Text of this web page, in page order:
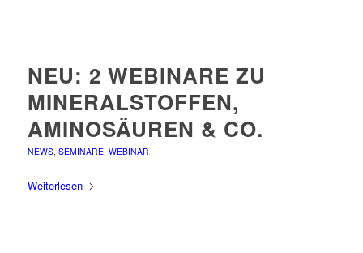
NEU: 2 WEBINARE ZU
MINERALSTOFFEN,
AMINOSÄUREN & CO.
NEWS, SEMINARE, WEBINAR
Weiterlesen